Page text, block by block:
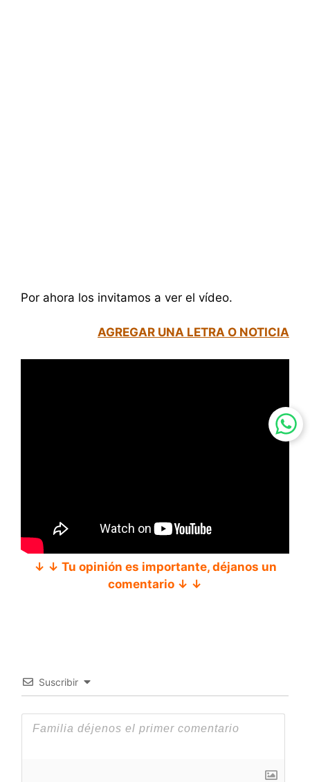
Por ahora los invitamos a ver el vídeo.
AGREGAR UNA LETRA O NOTICIA
↓ ↓ Tu opinión es importante, déjanos un
comentario ↓ ↓
Suscribir